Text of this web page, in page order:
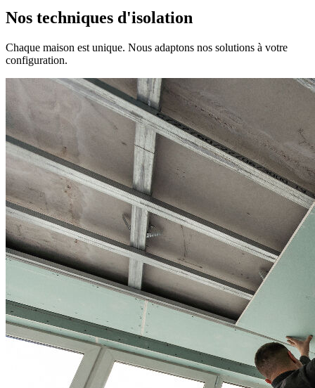
Nos techniques d'isolation
Chaque maison est unique. Nous adaptons nos solutions à votre
configuration.